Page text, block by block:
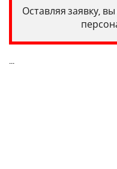
Оставляя заявку,